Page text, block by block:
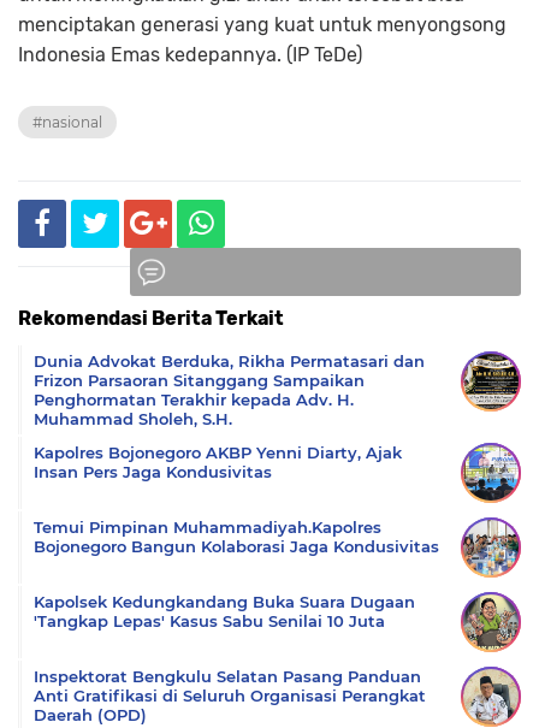
menciptakan generasi yang kuat untuk menyongsong
Indonesia Emas kedepannya. (IP TeDe)
#nasional
Rekomendasi Berita Terkait
Dunia Advokat Berduka, Rikha Permatasari dan
Frizon Parsaoran Sitanggang Sampaikan
Penghormatan Terakhir kepada Adv. H.
Muhammad Sholeh, S.H.
Kapolres Bojonegoro AKBP Yenni Diarty, Ajak
Insan Pers Jaga Kondusivitas
Temui Pimpinan Muhammadiyah.Kapolres
Bojonegoro Bangun Kolaborasi Jaga Kondusivitas
Kapolsek Kedungkandang Buka Suara Dugaan
'Tangkap Lepas' Kasus Sabu Senilai 10 Juta
Inspektorat Bengkulu Selatan Pasang Panduan
Anti Gratifikasi di Seluruh Organisasi Perangkat
Daerah (OPD)